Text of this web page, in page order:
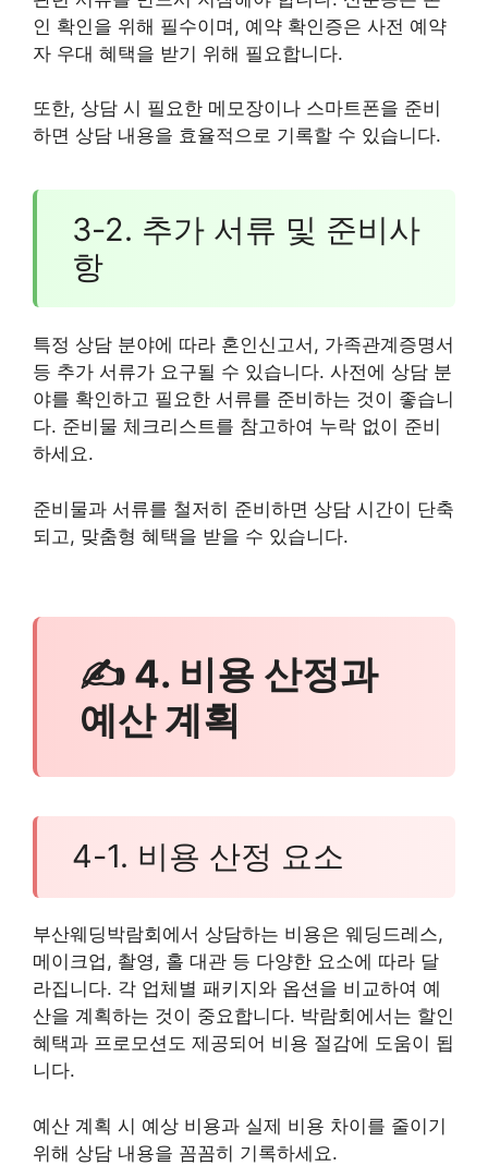
인 확인을 위해 필수이며, 예약 확인증은 사전 예약
자 우대 혜택을 받기 위해 필요합니다.
또한, 상담 시 필요한 메모장이나 스마트폰을 준비
하면 상담 내용을 효율적으로 기록할 수 있습니다.
3-2. 추가 서류 및 준비사
항
특정 상담 분야에 따라 혼인신고서, 가족관계증명서
등 추가 서류가 요구될 수 있습니다. 사전에 상담 분
야를 확인하고 필요한 서류를 준비하는 것이 좋습니
다. 준비물 체크리스트를 참고하여 누락 없이 준비
하세요.
준비물과 서류를 철저히 준비하면 상담 시간이 단축
되고, 맞춤형 혜택을 받을 수 있습니다.
✍ 4. 비용 산정과
예산 계획
4-1. 비용 산정 요소
부산웨딩박람회에서 상담하는 비용은 웨딩드레스,
메이크업, 촬영, 홀 대관 등 다양한 요소에 따라 달
라집니다. 각 업체별 패키지와 옵션을 비교하여 예
산을 계획하는 것이 중요합니다. 박람회에서는 할인
혜택과 프로모션도 제공되어 비용 절감에 도움이 됩
니다.
예산 계획 시 예상 비용과 실제 비용 차이를 줄이기
위해 상담 내용을 꼼꼼히 기록하세요.